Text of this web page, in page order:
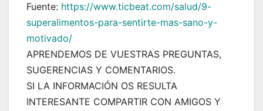
Fuente: https://www.ticbeat.com/salud/9-
superalimentos-para-sentirte-mas-sano-y-
motivado/
APRENDEMOS DE VUESTRAS PREGUNTAS,
SUGERENCIAS Y COMENTARIOS.
SI LA INFORMACIÓN OS RESULTA
INTERESANTE COMPARTIR CON AMIGOS Y